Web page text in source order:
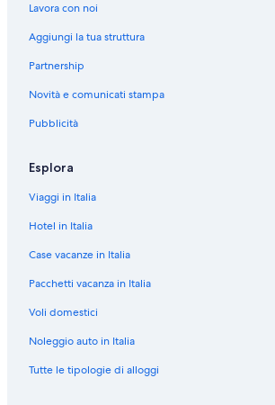
i
n
a
d
l
a
e
u
n
e
e
s
i
a
Lavora con noi
Aggiungi la tua struttura
Partnership
Novità e comunicati stampa
Pubblicità
Esplora
Viaggi in Italia
Hotel in Italia
Case vacanze in Italia
Pacchetti vacanza in Italia
Voli domestici
Noleggio auto in Italia
Tutte le tipologie di alloggi